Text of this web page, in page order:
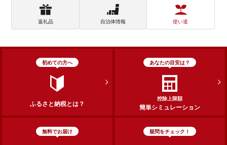
返礼品 自治体情報 使い道
初めての方へ
ふるさと納税とは？
あなたの目安は？
控除上限額
簡単シミュレーション
無料でお届け 疑問をチェック！